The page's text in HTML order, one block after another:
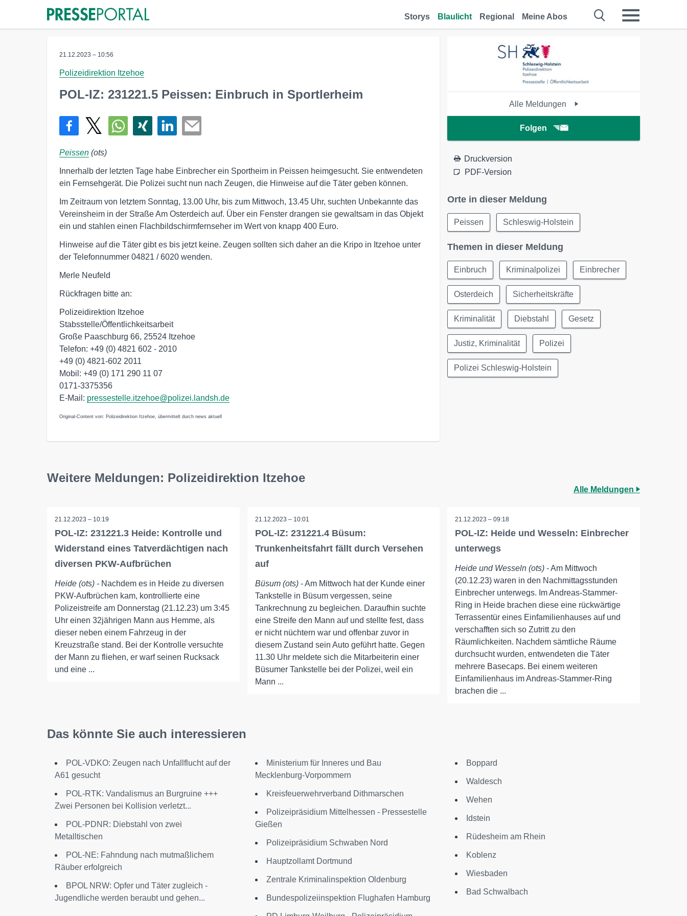
Storys Blaulicht Regional Meine Abos
21.12.2023 – 10:56
Polizeidirektion Itzehoe
POL-IZ: 231221.5 Peissen: Einbruch in Sportlerheim
Peissen (ots)
Innerhalb der letzten Tage habe Einbrecher ein Sportheim in Peissen heimgesucht. Sie entwendeten
ein Fernsehgerät. Die Polizei sucht nun nach Zeugen, die Hinweise auf die Täter geben können.
Im Zeitraum von letztem Sonntag, 13.00 Uhr, bis zum Mittwoch, 13.45 Uhr, suchten Unbekannte das
Vereinsheim in der Straße Am Osterdeich auf. Über ein Fenster drangen sie gewaltsam in das Objekt
ein und stahlen einen Flachbildschirmfernseher im Wert von knapp 400 Euro.
Hinweise auf die Täter gibt es bis jetzt keine. Zeugen sollten sich daher an die Kripo in Itzehoe unter
der Telefonnummer 04821 / 6020 wenden.
Merle Neufeld
Rückfragen bitte an:
Polizeidirektion Itzehoe
Stabsstelle/Öffentlichkeitsarbeit
Große Paaschburg 66, 25524 Itzehoe
Telefon: +49 (0) 4821 602 - 2010
+49 (0) 4821-602 2011
Mobil: +49 (0) 171 290 11 07
0171-3375356
E-Mail: pressestelle.itzehoe@polizei.landsh.de
Original-Content von: Polizeidirektion Itzehoe, übermittelt durch news aktuell
Alle Meldungen
Folgen
Druckversion
PDF-Version
Orte in dieser Meldung
Peissen Schleswig-Holstein
Themen in dieser Meldung
Einbruch Kriminalpolizei Einbrecher
Osterdeich Sicherheitskräfte
Kriminalität Diebstahl Gesetz
Justiz, Kriminalität Polizei
Polizei Schleswig-Holstein
Weitere Meldungen: Polizeidirektion Itzehoe
Alle Meldungen
21.12.2023 – 10:19
POL-IZ: 231221.3 Heide: Kontrolle und
Widerstand eines Tatverdächtigen nach
diversen PKW-Aufbrüchen
Heide (ots) - Nachdem es in Heide zu diversen
PKW-Aufbrüchen kam, kontrollierte eine
Polizeistreife am Donnerstag (21.12.23) um 3:45
Uhr einen 32jährigen Mann aus Hemme, als
dieser neben einem Fahrzeug in der
Kreuzstraße stand. Bei der Kontrolle versuchte
der Mann zu fliehen, er warf seinen Rucksack
und eine ...
21.12.2023 – 10:01
POL-IZ: 231221.4 Büsum:
Trunkenheitsfahrt fällt durch Versehen
auf
Büsum (ots)- Am Mittwoch hat der Kunde einer
Tankstelle in Büsum vergessen, seine
Tankrechnung zu begleichen. Daraufhin suchte
eine Streife den Mann auf und stellte fest, dass
er nicht nüchtern war und offenbar zuvor in
diesem Zustand sein Auto geführt hatte. Gegen
11.30 Uhr meldete sich die Mitarbeiterin einer
Büsumer Tankstelle bei der Polizei, weil ein
Mann ...
21.12.2023 – 09:18
POL-IZ: Heide und Wesseln: Einbrecher
unterwegs
Heide und Wesseln (ots) - Am Mittwoch
(20.12.23) waren in den Nachmittagsstunden
Einbrecher unterwegs. Im Andreas-Stammer-
Ring in Heide brachen diese eine rückwärtige
Terrassentür eines Einfamilienhauses auf und
verschafften sich so Zutritt zu den
Räumlichkeiten. Nachdem sämtliche Räume
durchsucht wurden, entwendeten die Täter
mehrere Basecaps. Bei einem weiteren
Einfamilienhaus im Andreas-Stammer-Ring
brachen die ...
Das könnte Sie auch interessieren
POL-VDKO: Zeugen nach Unfallflucht auf der
A61 gesucht
POL-RTK: Vandalismus an Burgruine +++
Zwei Personen bei Kollision verletzt...
POL-PDNR: Diebstahl von zwei
Metalltischen
POL-NE: Fahndung nach mutmaßlichem
Räuber erfolgreich
BPOL NRW: Opfer und Täter zugleich -
Jugendliche werden beraubt und gehen...
Ministerium für Inneres und Bau
Mecklenburg-Vorpommern
Kreisfeuerwehrverband Dithmarschen
Polizeipräsidium Mittelhessen - Pressestelle
Gießen
Polizeipräsidium Schwaben Nord
Hauptzollamt Dortmund
Zentrale Kriminalinspektion Oldenburg
Bundespolizeiinspektion Flughafen Hamburg
Boppard
Waldesch
Wehen
Idstein
Rüdesheim am Rhein
Koblenz
Wiesbaden
Bad Schwalbach